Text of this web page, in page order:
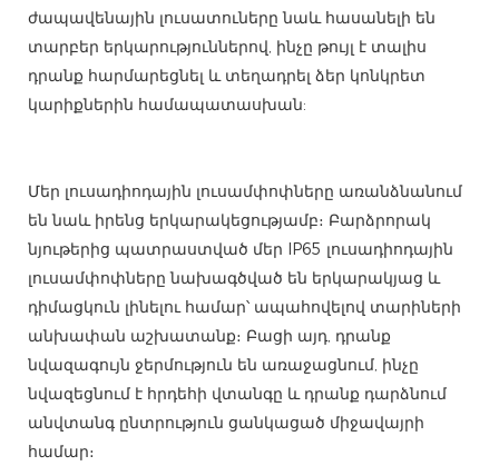
ժապավենային լուսատուները նաև հասանելի են
տարբեր երկարություններով, ինչը թույլ է տալիս
դրանք հարմարեցնել և տեղադրել ձեր կոնկրետ
կարիքներին համապատասխան:
Մեր լուսադիոդային լուսամփոփները առանձնանում
են նաև իրենց երկարակեցությամբ։ Բարձրորակ
նյութերից պատրաստված մեր IP65 լուսադիոդային
լուսամփոփները նախագծված են երկարակյաց և
դիմացկուն լինելու համար՝ ապահովելով տարիների
անխափան աշխատանք։ Բացի այդ, դրանք
նվազագույն ջերմություն են առաջացնում, ինչը
նվազեցնում է հրդեհի վտանգը և դրանք դարձնում
անվտանգ ընտրություն ցանկացած միջավայրի
համար։